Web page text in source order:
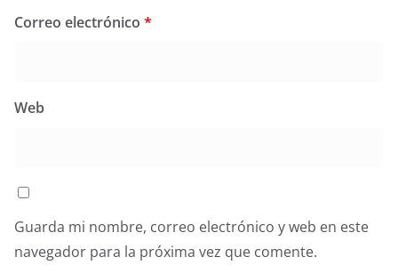
Correo electrónico *
Web
Guarda mi nombre, correo electrónico y web en este
navegador para la próxima vez que comente.